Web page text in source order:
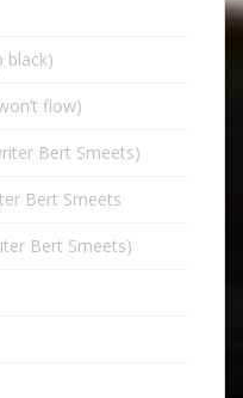
black)
flow)
Bert Smeets)
Bert Smeets
Bert Smeets)